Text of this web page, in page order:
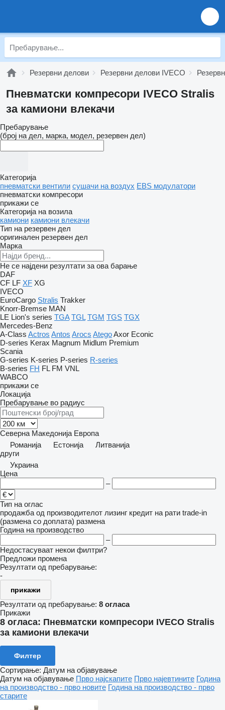
Резервни делови Резервни делови IVECO
Пневматски компресори IVECO Stralis
за камиони влекачи
Пребарување
(број на дел, марка, модел, резервен дел)
Категорија
пневматски вентили сушачи на воздух EBS модулатори
пневматски компресори
прикажи се
Категорија на возила
камиони камиони влекачи
Тип на резервен дел
оригинален резервен дел
Марка
Не се најдени резултати за ова барање
DAF
CF LF XF XG
IVECO
EuroCargo Stralis Trakker
Knorr-Bremse MAN
LE Lion's series TGA TGL TGM TGS TGX
Mercedes-Benz
A-Class Actros Antos Arocs AtegoAxor Econic
D-series Kerax Magnum Midlum Premium
Scania
G-series K-series P-series R-series
B-series FH FL FM VNL
WABCO
прикажи се
Локација
Пребарување во радиус
Северна Македонија Европа
Романија
Естонија
Литванија
други
Украина
Цена
–
Тип на оглас
продажба од производителот лизинг кредит на рати trade-in
(размена со доплата) размена
Година на производство
–
Недостасуваат некои филтри?
Предложи промена
Резултати од пребарување:
-
прикажи
Резултати од пребарување: 8 огласа
Прикажи
8 огласа: Пневматски компресори IVECO Stralis
за камиони влекачи
Филтер
Сортирање: Датум на објавување
Датум на објавување Прво најскапите Прво најевтините Година
на производство - прво новите Година на производство - прво
старите